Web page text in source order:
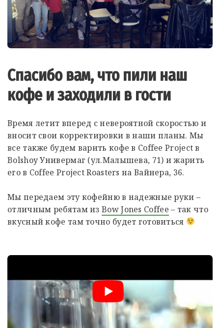
Спасибо вам, что пили наш
кофе и заходили в гости
Время летит вперед с невероятной скоростью и
вносит свои корректировки в наши планы. Мы
все также будем варить кофе в Coffee Project в
Bolshoy Универмаг (ул.Малышева, 71) и жарить
его в Coffee Project Roasters на Вайнера, 36.
Мы передаем эту кофейню в надежные руки –
отличным ребятам изBow Jones Coffee – так что
вкусный кофе там точно будет готовиться